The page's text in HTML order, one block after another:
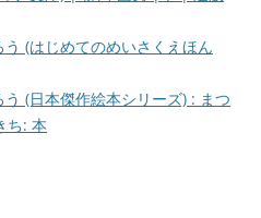
(はじめてのめいさくえほん
(日本傑作絵本シリーズ) : まつ
ち: 本